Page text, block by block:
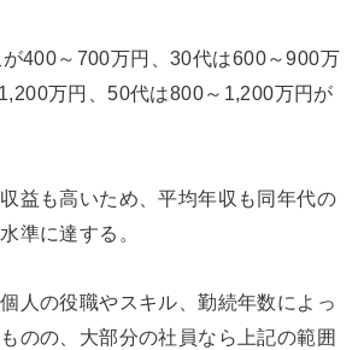
400～700万円、30代は600～900万
万円、50代は800～1,200万円が
益も高いため、平均年収も同年代の
準に達する。
人の役職やスキル、勤続年数によっ
のの、大部分の社員なら上記の範囲